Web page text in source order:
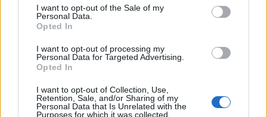
I want to opt-out of the Sale of my
Personal Data.
Opted In
I want to opt-out of processing my
Personal Data for Targeted Advertising.
Opted In
I want to opt-out of Collection, Use,
Retention, Sale, and/or Sharing of my
Personal Data that Is Unrelated with the
Purposes for which it was collected.
Amire többmillióan vártunk: szombattól másodfokúra
csökken a riasztás